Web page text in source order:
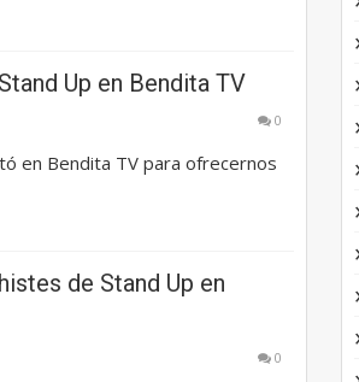
Up en Bendita TV
0
en Bendita TV para ofrecernos
de Stand Up en
0